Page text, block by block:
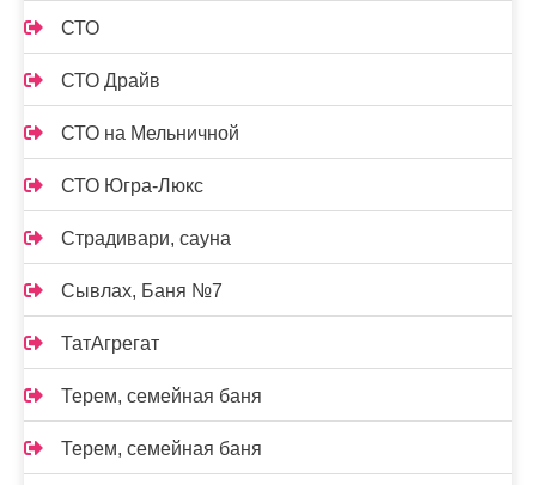
СТО
СТО Драйв
СТО на Мельничной
СТО Югра-Люкс
Страдивари, сауна
Сывлах, Баня №7
ТатАгрегат
Терем, семейная баня
Терем, семейная баня